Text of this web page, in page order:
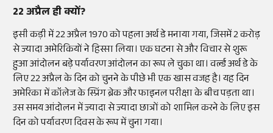
22 अप्रैल ही क्यों?
इसी कड़ी में 22 अप्रैल 1970 को पहला अर्थ डे मनाया गया, जिसमें 2 करोड़
से ज्यादा अमेरिकियों ने हिस्सा लिया। एक घटना से और विचार से शुरू
हुआ आंदोलन बड़े पर्यावरण आंदोलन का रूप ले चुका था। वर्ल्ड अर्थ डे के
लिए 22 अप्रैल के दिन को चुनने के पीछे भी एक खास वजह है। यह दिन
अमेरिका में कॉलेज के स्प्रिंग ब्रेक और फाइनल परीक्षा के बीच पड़ता था।
उस समय आंदोलन में ज्यादा से ज्यादा छात्रों को शामिल करने के लिए इस
दिन को पर्यावरण दिवस के रूप में चुना गया।